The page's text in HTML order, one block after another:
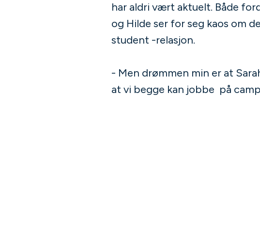
har aldri vært aktuelt. Både
og Hilde ser for seg kaos om
student -relasjon.
- Men drømmen min er at
at vi begge kan jobbe på